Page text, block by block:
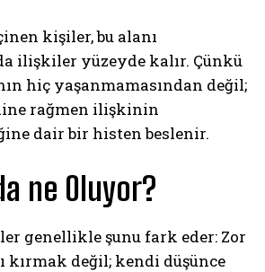
kişiler, bu alanı
ilişkiler yüzeyde kalır. Çünkü
hiç yaşanmamasından değil;
rağmen ilişkinin
dair bir histen beslenir.
ne Oluyor?
genellikle şunu fark eder: Zor
kırmak değil; kendi düşünce